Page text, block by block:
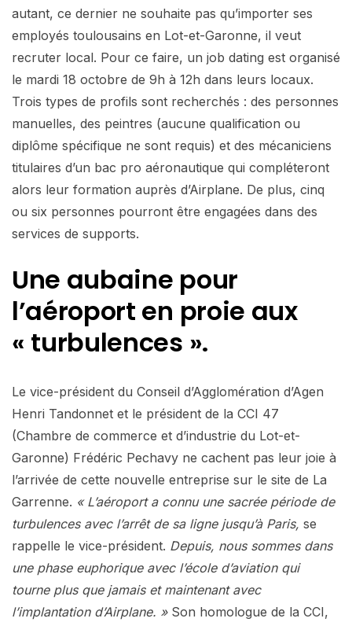
autant, ce dernier ne souhaite pas qu’importer ses
employés toulousains en Lot-et-Garonne, il veut
recruter local. Pour ce faire, un job dating est organisé
le mardi 18 octobre de 9h à 12h dans leurs locaux.
Trois types de profils sont recherchés : des personnes
manuelles, des peintres (aucune qualification ou
diplôme spécifique ne sont requis) et des mécaniciens
titulaires d’un bac pro aéronautique qui compléteront
alors leur formation auprès d’Airplane. De plus, cinq
ou six personnes pourront être engagées dans des
services de supports.
Une aubaine pour
l’aéroport en proie aux
« turbulences ».
Le vice-président du Conseil d’Agglomération d’Agen
Henri Tandonnet et le président de la CCI 47
(Chambre de commerce et d’industrie du Lot-et-
Garonne) Frédéric Pechavy ne cachent pas leur joie à
l’arrivée de cette nouvelle entreprise sur le site de La
Garrenne. « L’aéroport a connu une sacrée période de
turbulences avec l’arrêt de sa ligne jusqu’à Paris, se
rappelle le vice-président. Depuis, nous sommes dans
une phase euphorique avec l’école d’aviation qui
tourne plus que jamais et maintenant avec
l’implantation d’Airplane. » Son homologue de la CCI,